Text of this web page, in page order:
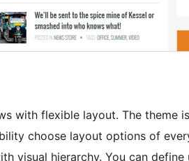
with flexible layout. The theme is
choose layout options of
visual hierarchy. You can